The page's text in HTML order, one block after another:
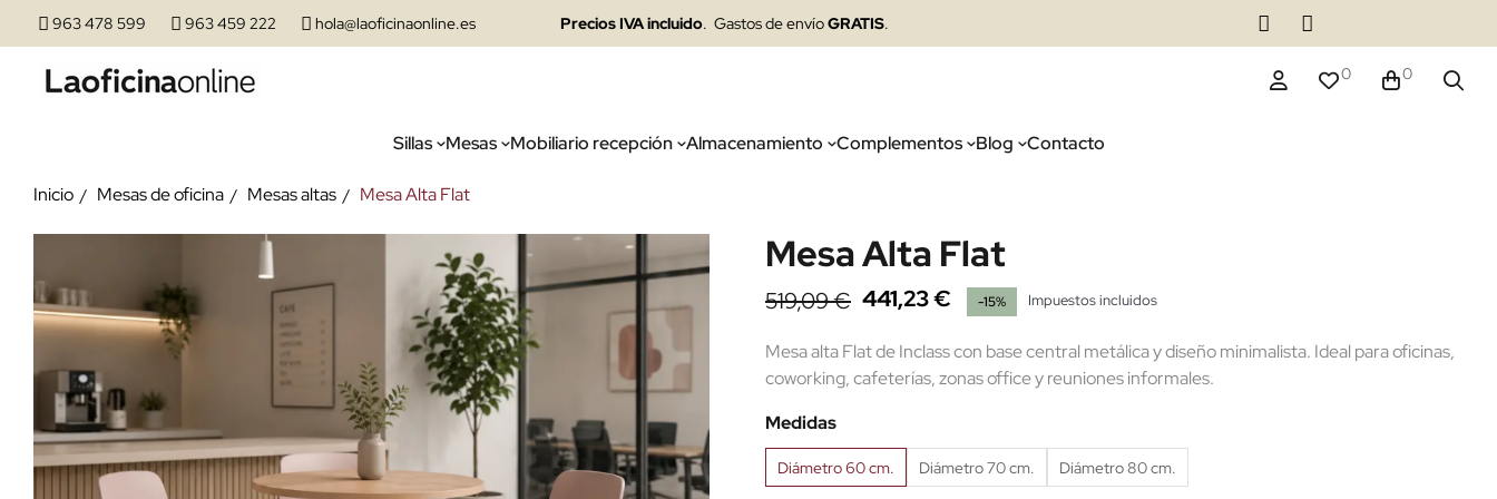
963 478 599 963 459 222 hola@laoficinaonline.es Precios IVA incluido. Gastos de envíoGRATIS.
0 0
Sillas Mesas Mobiliario recepción Almacenamiento Complementos Blog Contacto
Inicio Mesas de oficina Mesas altas Mesa Alta Flat
Mesa Alta Flat
519,09 € 441,23 € -15% Impuestos incluidos
Mesa alta Flat de Inclass con base central metálica y diseño minimalista. Ideal para oficinas,
coworking, cafeterías, zonas office y reuniones informales.
Medidas
Diámetro 60 cm. Diámetro 70 cm. Diámetro 80 cm.